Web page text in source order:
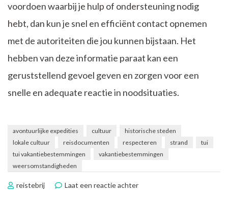
voordoen waarbij je hulp of ondersteuning nodig
hebt, dan kun je snel en efficiënt contact opnemen
met de autoriteiten die jou kunnen bijstaan. Het
hebben van deze informatie paraat kan een
geruststellend gevoel geven en zorgen voor een
snelle en adequate reactie in noodsituaties.
avontuurlijke expedities cultuur
historische steden
lokale cultuur
reisdocumenten respecteren strand
tui
tui vakantiebestemmingen
vakantiebestemmingen
weersomstandigheden
reistebrij Laat een reactie achterop